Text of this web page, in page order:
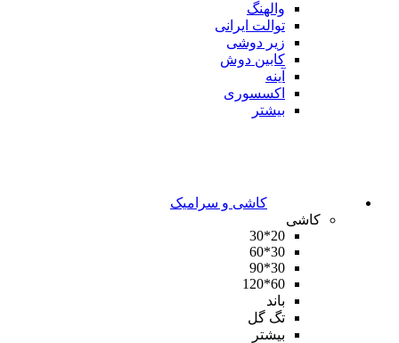
والهنگ
توالت ایرانی
زیر دوشی
کابین دوش
آینه
اکسسوری
بیشتر
کاشی و سرامیک
کاشی
20*30
30*60
30*90
60*120
باند
تگ گل
بیشتر